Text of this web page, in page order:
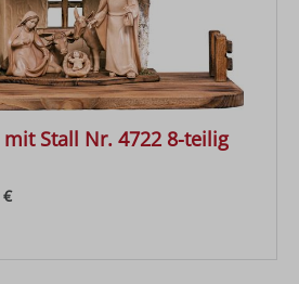
Stall Nr. 4722 8-teilig
€